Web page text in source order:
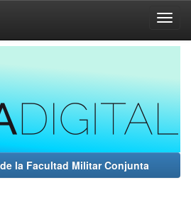
la Facultad Militar Conjunta